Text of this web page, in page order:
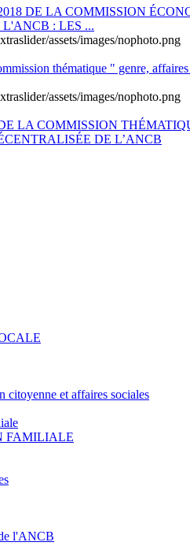
DE LA COMMISSION
: LES ...
thématique " genre,
LA COMMISSION
DE L’ANCB
citoyenne et affaires sociales
FAMILIALE
l'ANCB